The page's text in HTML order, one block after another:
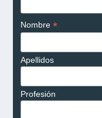
Nombre *
Apellidos
Profesión